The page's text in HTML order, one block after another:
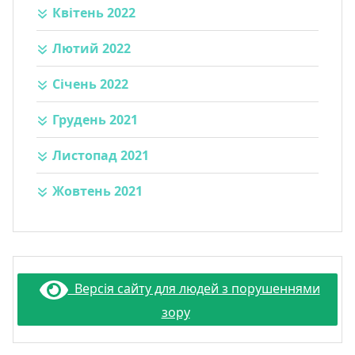
Квітень 2022
Лютий 2022
Січень 2022
Грудень 2021
Листопад 2021
Жовтень 2021
Версія сайту для людей з порушеннями
зору